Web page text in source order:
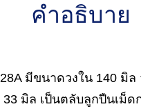
คำอธิบาย
มีขนาดวงใน 140 มิล
มิล เป็นตลับลูกปืนเม็